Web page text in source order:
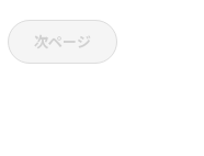
次ページ